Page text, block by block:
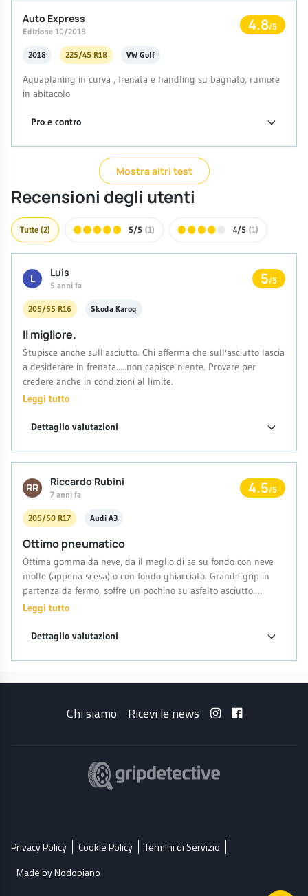
Auto Express
Edizione 10/2018 4.8/5
2018 225/45 R18 VW Golf
Aquaplaning in curva , frenata e handling su bagnato, rumore
in abitacolo
Pro e contro
Mostra altri test
Recensioni degli utenti
Tutte (2) 5/5 (1) 4/5 (1)
L Luis
5 anni fa 5/5
205/55 R16 Skoda Karoq
Il migliore.
Stupisce anche sull'asciutto. Chi afferma che sull'asciutto lascia
a desiderare in frenata.....non capisce niente. Provare per
credere anche in condizioni al limite.
Leggi tutto
Dettaglio valutazioni
RR Riccardo Rubini
7 anni fa 4.5/5
205/50 R17 Audi A3
Ottimo pneumatico
Ottima gomma da neve, da il meglio di se su fondo con neve
molle (appena scesa) o con fondo ghiacciato. Grande grip in
partenza da fermo, soffre un pochino su asfalto asciutto.
Ottima silenziosità
Leggi tutto
Dettaglio valutazioni
Chi siamo Ricevi le news
Privacy Policy Cookie Policy
Termini di Servizio
Made by Nodopiano